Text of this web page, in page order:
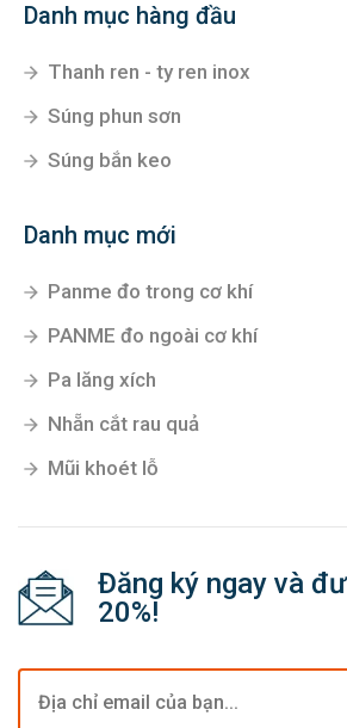
Danh mục hàng đầu
Thanh ren - ty ren inox
Súng phun sơn
Súng bắn keo
Danh mục mới
Panme đo trong cơ khí
PANME đo ngoài cơ khí
Pa lăng xích
Nhẵn cắt rau quả
Mũi khoét lỗ
Đăng ký ngay và
20%!